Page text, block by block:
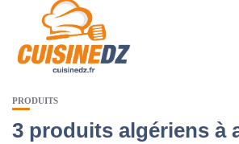
PRODUITS
3 produits algériens à